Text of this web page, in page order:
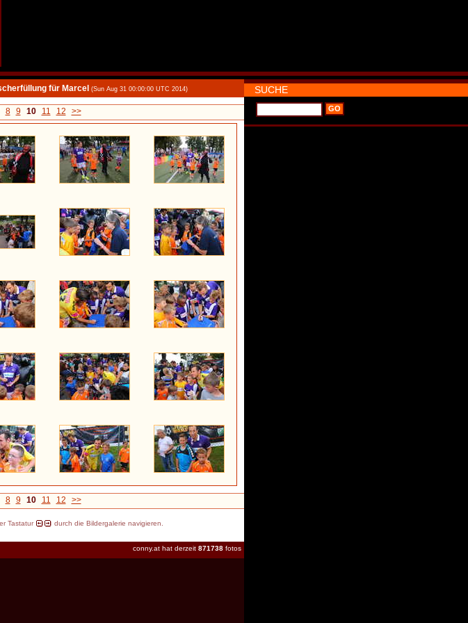
für Marcel (Sun Aug 31 00:00:00 UTC 2014)
8 9 10 11 12 >>
8 9 10 11 12 >>
Tastatur durch die Bildergalerie navigieren.
conny.at hat derzeit 871738 fotos
SUCHE